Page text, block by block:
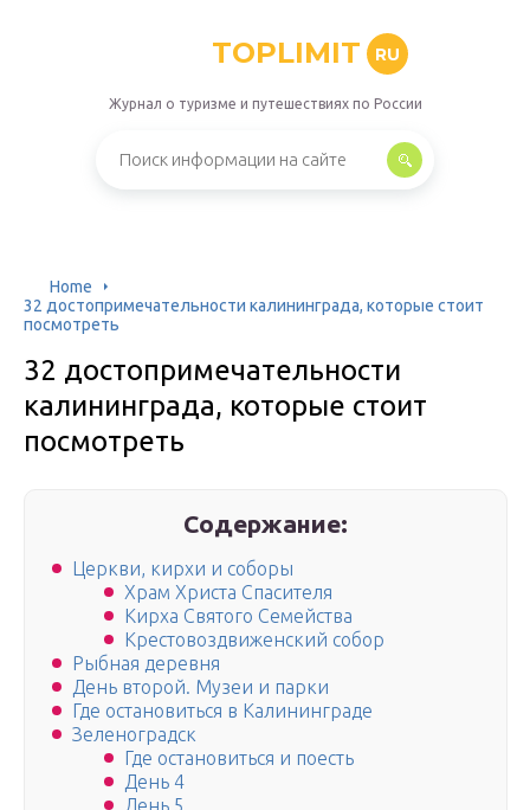
TOPLIMIT RU
Журнал о туризме и путешествиях по России
Home
32 достопримечательности калининграда, которые стоит
посмотреть
32 достопримечательности
калининграда, которые стоит
посмотреть
Содержание:
Церкви, кирхи и соборы
Храм Христа Спасителя
Кирха Святого Семейства
Крестовоздвиженский собор
Рыбная деревня
День второй. Музеи и парки
Где остановиться в Калининграде
Зеленоградск
Где остановиться и поесть
День 4
День 5